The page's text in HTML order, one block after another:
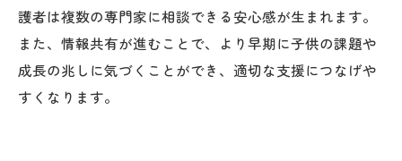
護者は複数の専門家に相談できる安心感が生まれます。
また、情報共有が進むことで、より早期に子供の課題や
成長の兆しに気づくことができ、適切な支援につなげや
すくなります。